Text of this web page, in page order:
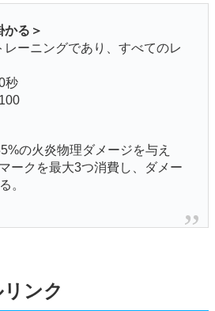
かる＞
レーニングであり、すべてのレ
秒
の火炎物理ダメージを与え
ークを最大3つ消費し、ダメー
。
ンク